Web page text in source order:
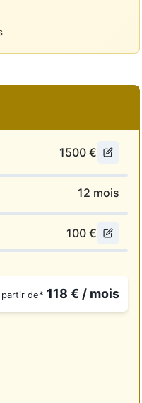
1500 €
12 mois
100 €
partir de* 118 € / mois